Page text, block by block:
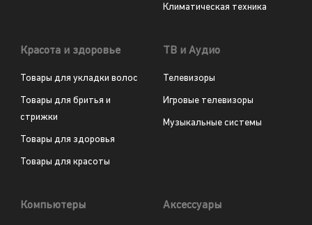
Климатическая техника
Красота и здоровье
Товары для укладки волос
Товары для бритья и
стрижки
Товары для здоровья
Товары для красоты
ТВ и Аудио
Телевизоры
Игровые телевизоры
Музыкальные системы
Компьютеры Аксессуары